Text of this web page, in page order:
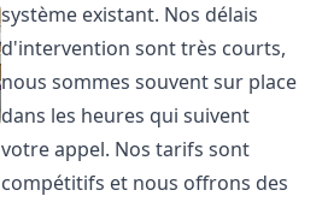
système existant. Nos délais
d'intervention sont très courts,
nous sommes souvent sur place
dans les heures qui suivent
votre appel. Nos tarifs sont
compétitifs et nous offrons des